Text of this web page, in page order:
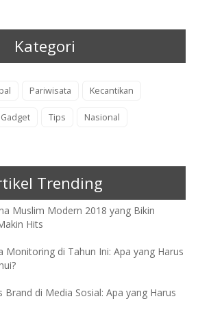
Kategori
Pariwisata Kecantikan
Gadget Tips Nasional
Trending
Muslim Modern 2018 yang Bikin
Hits
Monitoring di Tahun Ini: Apa yang Harus
Brand di Media Sosial: Apa yang Harus